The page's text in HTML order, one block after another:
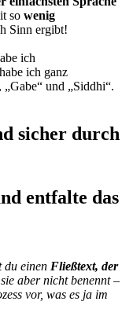
so wenig
Sinn ergibt!
ich
ich ganz
und „Siddhi“.
sicher durch
entfalte das
du einen Fließtext, der
aber nicht benennt –
vor, was es ja im